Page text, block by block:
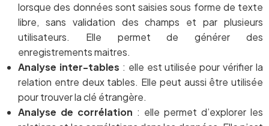
lorsque des données sont saisies sous forme de texte
libre, sans validation des champs et par plusieurs
utilisateurs. Elle permet de générer des
enregistrements maitres.
Analyse inter-tables : elle est utilisée pour vérifier la
relation entre deux tables. Elle peut aussi être utilisée
pour trouver la clé étrangère.
Analyse de corrélation : elle permet d’explorer les